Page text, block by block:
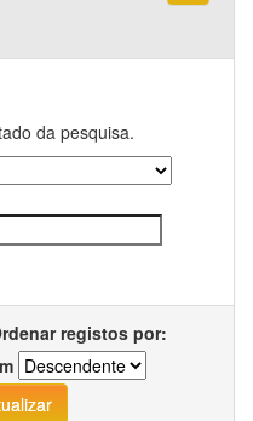
da pesquisa.
registos por: